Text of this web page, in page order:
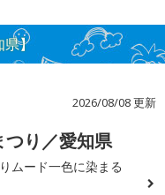
県】
2026/08/08 更新
つり／愛知県
ムード一色に染まる